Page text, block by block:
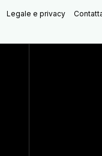
Legale e privacy